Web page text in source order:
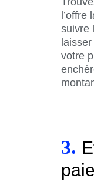
l’offre
suivre
votre
3.